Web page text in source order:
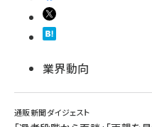
業界動向
通販新聞ダイジェスト